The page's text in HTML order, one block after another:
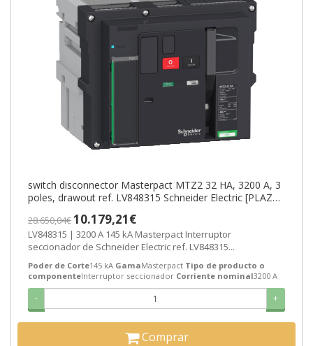
switch disconnector Masterpact MTZ2 32 HA, 3200 A, 3
poles, drawout ref. LV848315 Schneider Electric [PLAZO
28.650,04€10.179,21€
LV848315 | 3200 A 145 kA Masterpact Interruptor
seccionador de Schneider Electric ref. LV848315...
Poder de Corte145 kA GamaMasterpact Tipo de producto o
componenteInterruptor seccionador Corriente nominal3200 A
- +
Comprar